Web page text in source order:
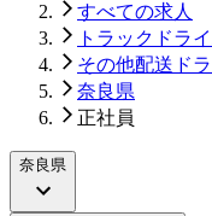
すべての求人
トラックドラ
その他配送ド
奈良県
正社員
奈良県